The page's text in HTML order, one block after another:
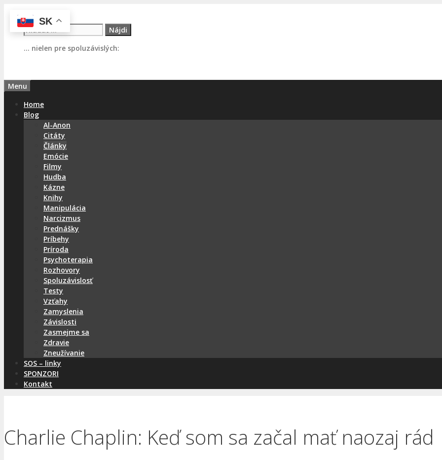
obsahHľadať:
… nielen pre spoluzávislých:
Menu
Home
Blog
Al-Anon
Citáty
Články
Emócie
Filmy
Hudba
Kázne
Knihy
Manipulácia
Narcizmus
Prednášky
Príbehy
Príroda
Psychoterapia
Rozhovory
Spoluzávislosť
Testy
Vzťahy
Zamyslenia
Závislosti
Zasmejme sa
Zdravie
Zneužívanie
SOS – linky
SPONZORI
Kontakt
Charlie Chaplin: Keď som sa začal mať naozaj rád
SK